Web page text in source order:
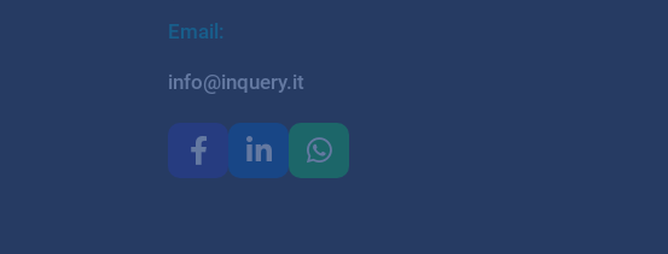
Email:
info@inquery.it